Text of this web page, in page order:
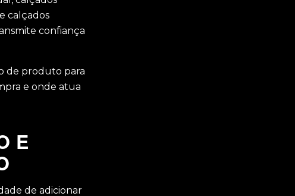
calçados
confiança
de produto para
e onde atua
E
de adicionar